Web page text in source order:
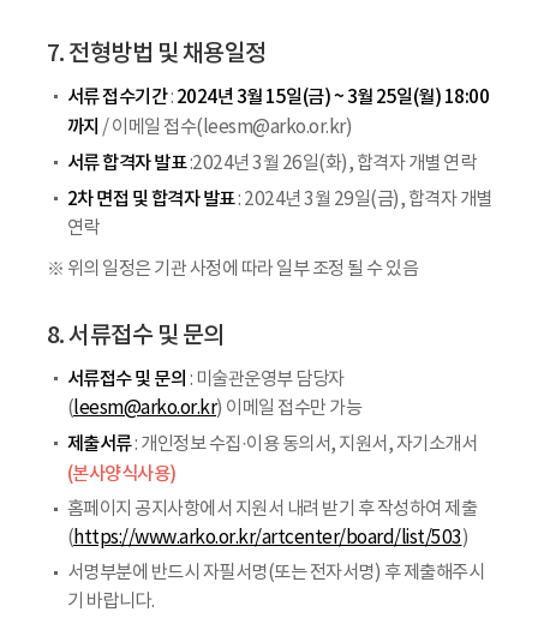
7. 전형방법 및 채용일정
서류 접수기간: 2024년 3월 15일(금) ~ 3월 25일(월) 18:00
까지 / 이메일 접수(leesm@arko.or.kr)
서류 합격자 발표:2024년 3월 26일(화), 합격자 개별 연락
2차 면접 및 합격자 발표: 2024년 3월 29일(금), 합격자 개별
연락
※ 위의 일정은 기관 사정에 따라 일부 조정 될 수 있음
8. 서류접수 및 문의
서류접수 및 문의 : 미술관운영부 담당자
(leesm@arko.or.kr) 이메일 접수만 가능
제출서류: 개인정보 수집·이용 동의서, 지원서, 자기소개서
(본사양식사용)
홈페이지 공지사항에서 지원서 내려 받기 후 작성하여 제출
(https://www.arko.or.kr/artcenter/board/list/503)
서명부분에 반드시 자필서명(또는 전자서명) 후 제출해주시
기 바랍니다.